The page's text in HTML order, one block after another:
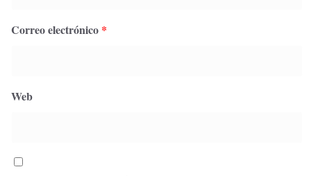
Correo electrónico *
Web